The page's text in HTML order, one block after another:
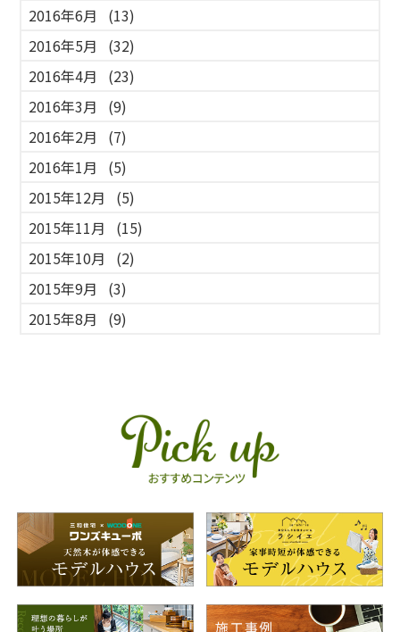
2016年6月
(13)
2016年5月
(32)
2016年4月
(23)
2016年3月
(9)
2016年2月
(7)
2016年1月
(5)
2015年12月
(5)
2015年11月
(15)
2015年10月
(2)
2015年9月
(3)
2015年8月
(9)